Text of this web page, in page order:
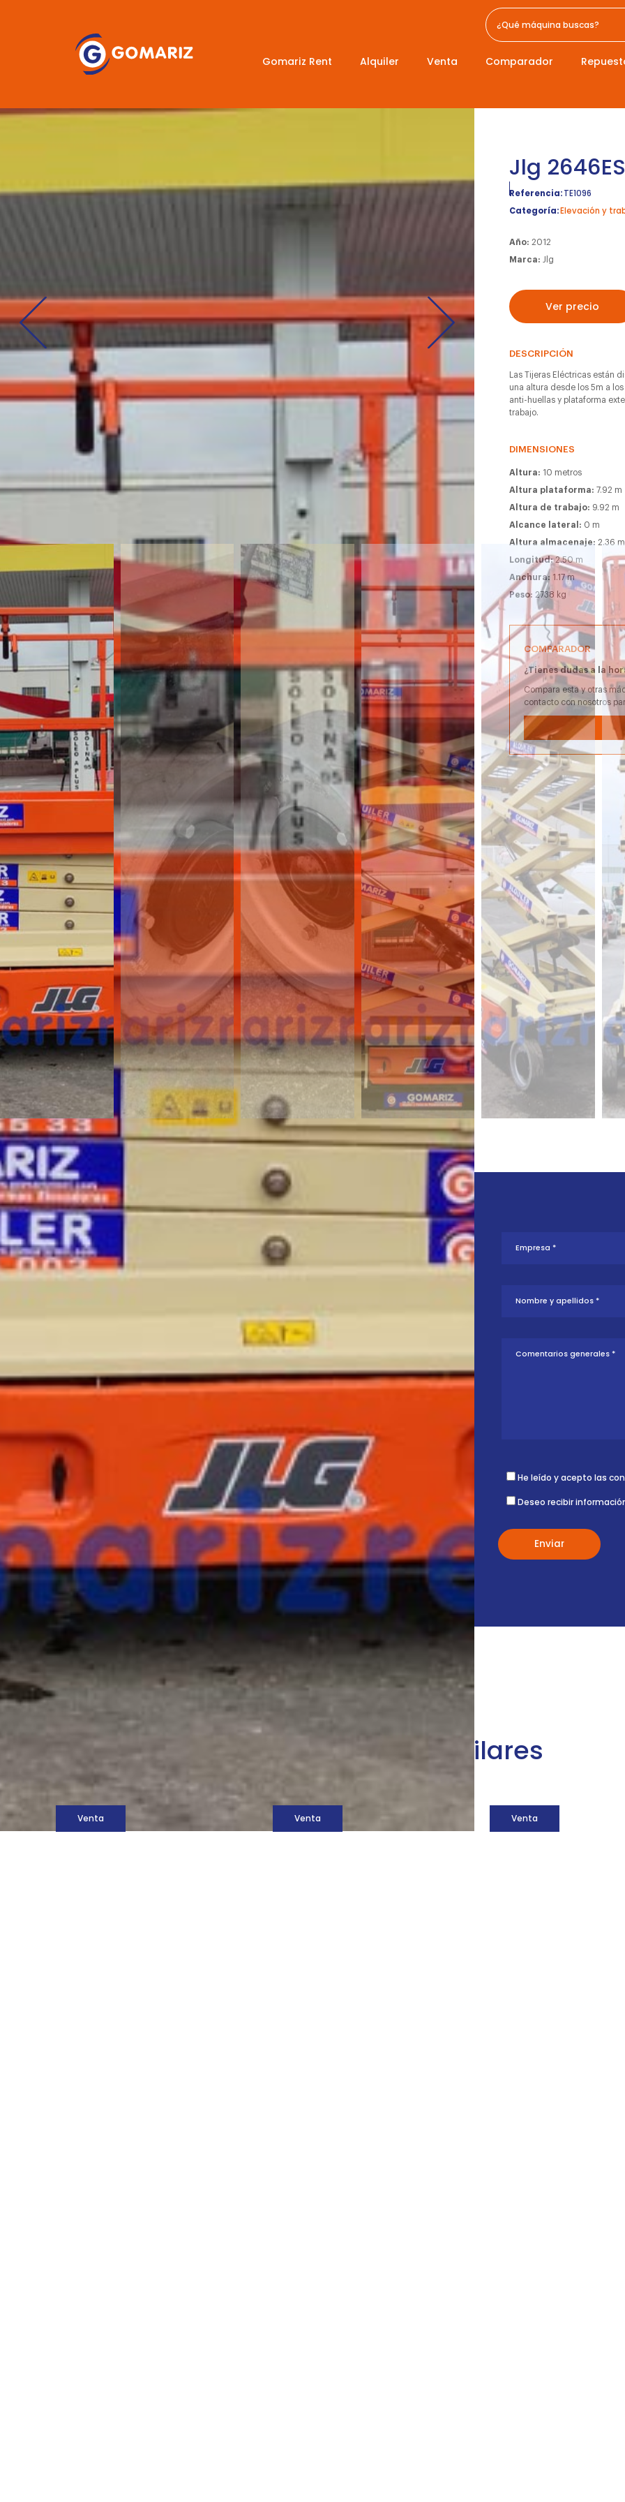
Gomariz Rent Alquiler Venta Comparador
Jlg 2646ES
Referencia:TE1096
Categoría:Elevación y
Año:2012
Marca:Jlg
Ver precio
DESCRIPCIÓN
Las Tijeras Eléctricas están
una altura desde los 5m a
anti-huellas y plataforma
trabajo.
DIMENSIONES
Altura: 10 metros
Altura plataforma: 7.92 m
Altura de trabajo: 9.92 m
Alcance lateral: 0 m
Altura almacenaje:2.36 m
Longitud:2.50 m
Anchura: 1.17 m
Peso:2738 kg
COMPARADOR
¿Tienes dudas a la
Compara esta y otras
contacto con nosotros
¿Te interesa
esta máquina?
máquina para ponernos en contacto directo contigo.
Jlg 2646ES
He leído y acepto las
Deseo recibir
Máquinas similares
Venta Venta Venta